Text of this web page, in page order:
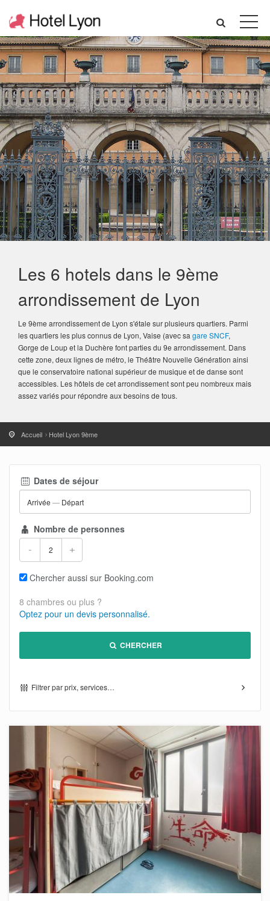
Les 6 hotels dans le 9ème
arrondissement de Lyon
Le 9ème arrondissement de Lyon s'étale sur plusieurs quartiers. Parmi
les quartiers les plus connus de Lyon, Vaise (avec sagare SNCF,
Gorge de Loup et la Duchère font parties du 9e arrondissement. Dans
cette zone, deux lignes de métro, le Théâtre Nouvelle Génération ainsi
que le conservatoire national supérieur de musique et de danse sont
accessibles. Les hôtels de cet arrondissement sont peu nombreux mais
assez variés pour répondre aux besoins de tous.
Accueil Hotel Lyon 9ème
Dates de séjour
Arrivée — Départ
Nombre de personnes
- +
Chercher aussi sur Booking.com
8 chambres ou plus ?
Optez pour un devis personnalisé.
CHERCHER
Filtrer par prix, services…